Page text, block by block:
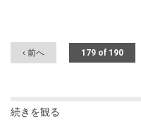
‹ 前へ 179 of 190
続きを観る